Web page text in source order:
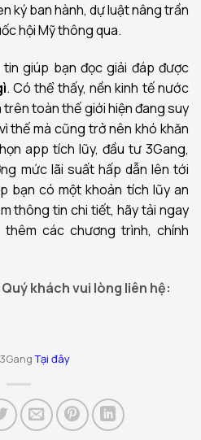
ký ban hành, dự luật nâng trần
hội Mỹ thông qua.
giúp bạn đọc giải đáp được
. Có thể thấy, nền kinh tế nước
toàn thế giới hiện đang suy
thế mà cũng trở nên khó khăn
app tích lũy, đầu tư 3Gang,
mức lãi suất hấp dẫn lên tới
bạn có một khoản tích lũy an
thông tin chi tiết, hãy tải ngay
các chương trình, chính
khách vui lòng liên hệ:
Tại đây